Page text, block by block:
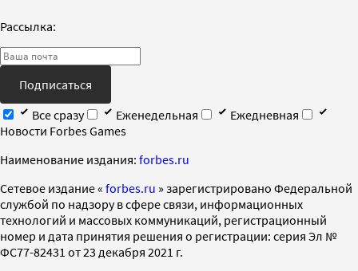
Рассылка:
Подписаться
Все сразу
Еженедельная
Ежедневная
Новости Forbes Games
Наименование издания: forbes.ru
Cетевое издание « forbes.ru » зарегистрировано Федеральной
службой по надзору в сфере связи, информационных
технологий и массовых коммуникаций, регистрационный
номер и дата принятия решения о регистрации: серия Эл №
ФС77-82431 от 23 декабря 2021 г.